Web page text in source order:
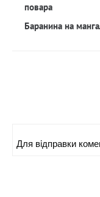
повара
Баранина на
Для вiдправки